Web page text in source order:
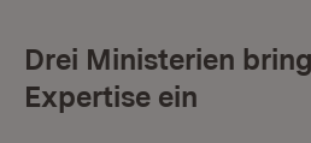
Drei Ministerien
Expertise ein